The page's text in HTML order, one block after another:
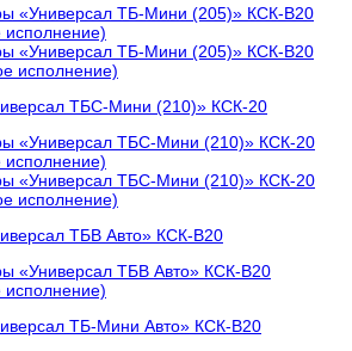
«Универсал ТБ-Мини (205)» КСК-В20
исполнение)
«Универсал ТБ-Мини (205)» КСК-В20
исполнение)
ТБС-Мини (210)» КСК-20
«Универсал ТБС-Мини (210)» КСК-20
исполнение)
«Универсал ТБС-Мини (210)» КСК-20
исполнение)
ТБВ Авто» КСК-В20
«Универсал ТБВ Авто» КСК-В20
исполнение)
ТБ-Мини Авто» КСК-В20